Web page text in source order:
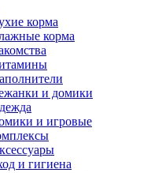
корма
корма
и домики
и игровые
и гигиена